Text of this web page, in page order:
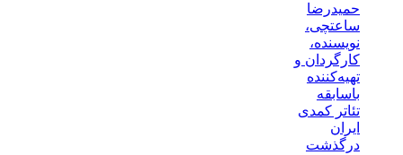
حمیدرضا
ساعتچی،
نویسنده،
کارگردان و
تهیه‌کننده
باسابقه
تئاتر کمدی
ایران
درگذشت